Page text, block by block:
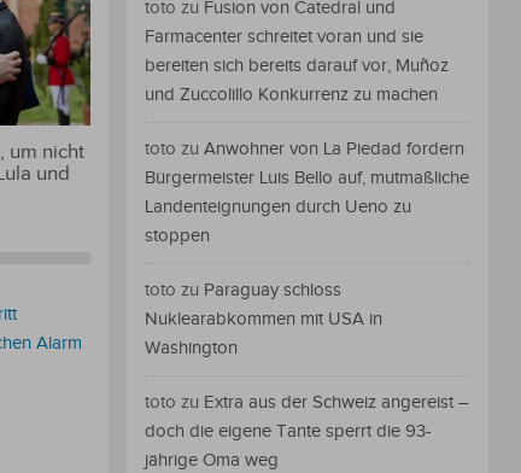
um nicht
und
Alarm
toto zu Fusion von Catedral und
Farmacenter schreitet voran und sie
bereiten sich bereits darauf vor, Muñoz
und Zuccolillo Konkurrenz zu machen
toto zu Anwohner von La Piedad fordern
Bürgermeister Luis Bello auf, mutmaßliche
Landenteignungen durch Ueno zu
stoppen
toto zu Paraguay schloss
Nuklearabkommen mit USA in
Washington
toto zu Extra aus der Schweiz angereist –
doch die eigene Tante sperrt die 93-
jährige Oma weg